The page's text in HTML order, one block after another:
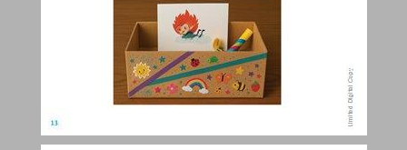
כּמְוֹ שֶׁאֲנִי ... 14